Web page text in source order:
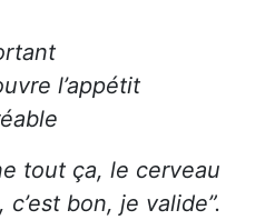
l’appétit
tout ça, le cerveau
bon, je valide”.